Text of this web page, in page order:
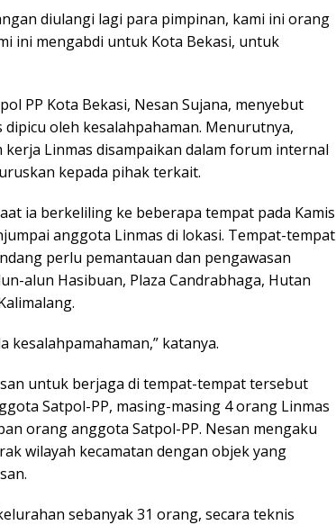
diulangi lagi para pimpinan, kami ini orang
ini mengabdi untuk Kota Bekasi, untuk
PP Kota Bekasi, Nesan Sujana, menyebut
oleh kesalahpahaman. Menurutnya,
Linmas disampaikan dalam forum internal
kepada pihak terkait.
ia berkeliling ke beberapa tempat pada Kamis
anggota Linmas di lokasi. Tempat-tempat
perlu pemantauan dan pengawasan
alun Hasibuan, Plaza Candrabhaga, Hutan
kesalahpamahaman,” katanya.
untuk berjaga di tempat-tempat tersebut
Satpol-PP, masing-masing 4 orang Linmas
orang anggota Satpol-PP. Nesan mengaku
wilayah kecamatan dengan objek yang
sebanyak 31 orang, secara teknis